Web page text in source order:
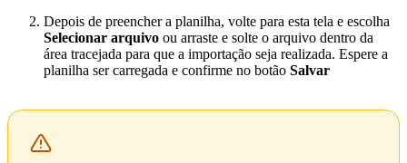
Depois de preencher a planilha, volte para esta tela e escolha
Selecionar arquivo ou arraste e solte o arquivo dentro da
área tracejada para que a importação seja realizada. Espere a
planilha ser carregada e confirme no botão Salvar